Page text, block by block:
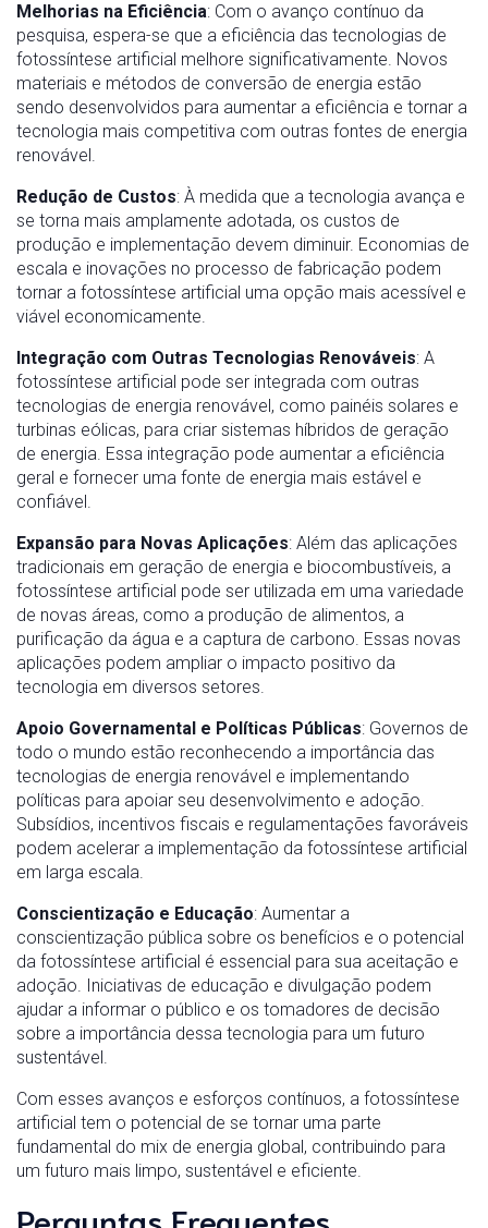
Melhorias na Eficiência: Com o avanço contínuo da
pesquisa, espera-se que a eficiência das tecnologias de
fotossíntese artificial melhore significativamente. Novos
materiais e métodos de conversão de energia estão
sendo desenvolvidos para aumentar a eficiência e tornar a
tecnologia mais competitiva com outras fontes de energia
renovável.
Redução de Custos: À medida que a tecnologia avança e
se torna mais amplamente adotada, os custos de
produção e implementação devem diminuir. Economias de
escala e inovações no processo de fabricação podem
tornar a fotossíntese artificial uma opção mais acessível e
viável economicamente.
Integração com Outras Tecnologias Renováveis: A
fotossíntese artificial pode ser integrada com outras
tecnologias de energia renovável, como painéis solares e
turbinas eólicas, para criar sistemas híbridos de geração
de energia. Essa integração pode aumentar a eficiência
geral e fornecer uma fonte de energia mais estável e
confiável.
Expansão para Novas Aplicações: Além das aplicações
tradicionais em geração de energia e biocombustíveis, a
fotossíntese artificial pode ser utilizada em uma variedade
de novas áreas, como a produção de alimentos, a
purificação da água e a captura de carbono. Essas novas
aplicações podem ampliar o impacto positivo da
tecnologia em diversos setores.
Apoio Governamental e Políticas Públicas: Governos de
todo o mundo estão reconhecendo a importância das
tecnologias de energia renovável e implementando
políticas para apoiar seu desenvolvimento e adoção.
Subsídios, incentivos fiscais e regulamentações favoráveis
podem acelerar a implementação da fotossíntese artificial
em larga escala.
Conscientização e Educação: Aumentar a
conscientização pública sobre os benefícios e o potencial
da fotossíntese artificial é essencial para sua aceitação e
adoção. Iniciativas de educação e divulgação podem
ajudar a informar o público e os tomadores de decisão
sobre a importância dessa tecnologia para um futuro
sustentável.
Com esses avanços e esforços contínuos, a fotossíntese
artificial tem o potencial de se tornar uma parte
fundamental do mix de energia global, contribuindo para
um futuro mais limpo, sustentável e eficiente.
Perguntas Frequentes